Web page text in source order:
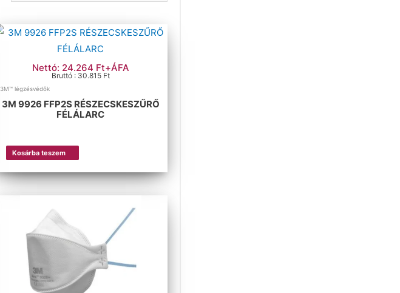
Nettó: 24.264 Ft+ÁFA
Bruttó : 30.815 Ft
3M™ légzésvédők
3M 9926 FFP2S RÉSZECSKESZŰRŐ
FÉLÁLARC
Kosárba teszem